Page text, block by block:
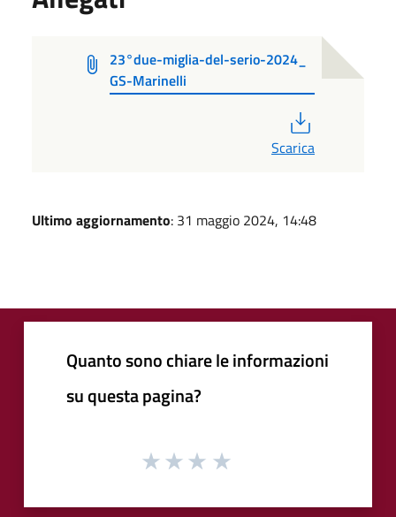
23°due-miglia-del-serio-2024_
GS-Marinelli
Scarica
Ultimo aggiornamento: 31 maggio 2024, 14:48
Quanto sono chiare le informazioni
su questa pagina?